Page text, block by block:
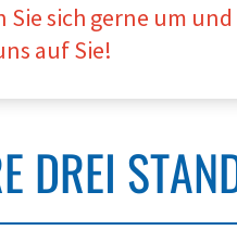
Sie sich gerne um
auf Sie!
DREI